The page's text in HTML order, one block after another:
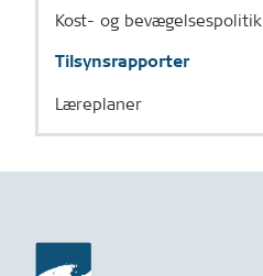
Kost- og bevægelsespolitik
Tilsynsrapporter
Læreplaner